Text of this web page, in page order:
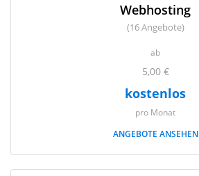
Webhosting
(16 Angebote)
ab
5,00 €
kostenlos
pro Monat
ANGEBOTE ANSEHEN